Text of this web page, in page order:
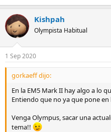
Kishpah
Olympista Habitual
1 Sep 2020
gorkaeff dijo:
En la EM5 Mark II hay algo a lo
Entiendo que no ya que pone en
Venga Olympus, sacar una
tema!!